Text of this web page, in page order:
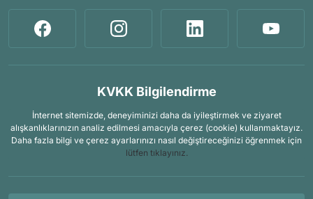
KVKK Bilgilendirme
İnternet sitemizde, deneyiminizi daha da iyileştirmek ve ziyaret
alışkanlıklarınızın analiz edilmesi amacıyla çerez (cookie) kullanmaktayız.
Daha fazla bilgi ve çerez ayarlarınızı nasıl değiştireceğinizi öğrenmek için
lütfen tıklayınız.